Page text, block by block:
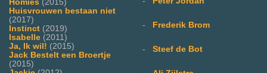
Homies (2015)
Huisvrouwen bestaan niet
(2017)
Instinct (2019)
Isabelle (2011)
Ja, Ik wil! (2015)
Jack Bestelt een Broertje
(2015)
- Frederik Brom
- Steef de Bot